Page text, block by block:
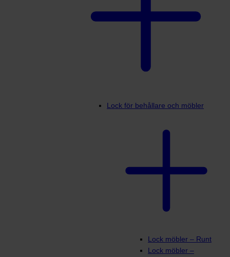
Lock för behållare och möbler
Lock möbler – Runt
Lock möbler –